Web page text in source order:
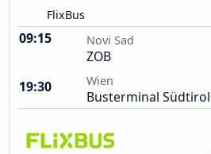
FlixBus
09:15 Novi Sad
ZOB
19:30
Wien
Busterminal